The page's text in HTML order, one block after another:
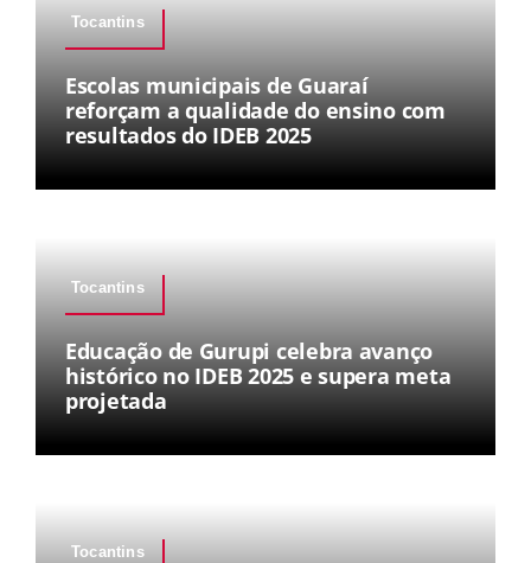
Tocantins
Escolas municipais de Guaraí
reforçam a qualidade do ensino com
resultados do IDEB 2025
Tocantins
Educação de Gurupi celebra avanço
histórico no IDEB 2025 e supera meta
projetada
Tocantins